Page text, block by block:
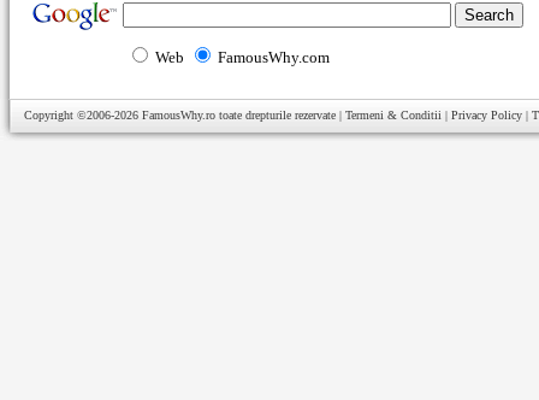
Web FamousWhy.com
Copyright ©2006-2026 FamousWhy.ro toate drepturile rezervate | Termeni & Conditii | Privacy Policy |